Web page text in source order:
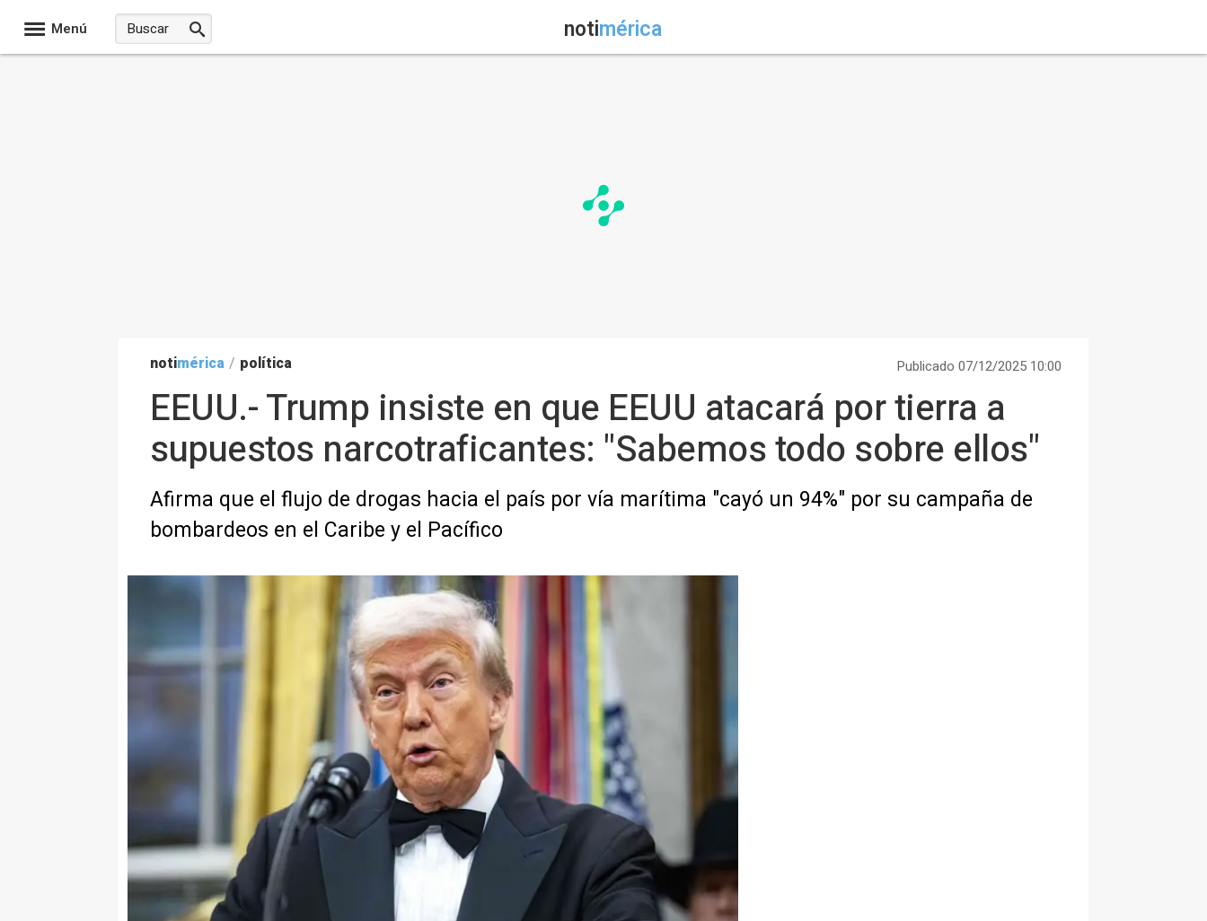
Menú notimérica
notimérica / política Publicado 07/12/2025 10:00
EEUU.- Trump insiste en que EEUU atacará por tierra a
supuestos narcotraficantes: "Sabemos todo sobre ellos"
Afirma que el flujo de drogas hacia el país por vía marítima "cayó un 94%" por su campaña de
bombardeos en el Caribe y el Pacífico